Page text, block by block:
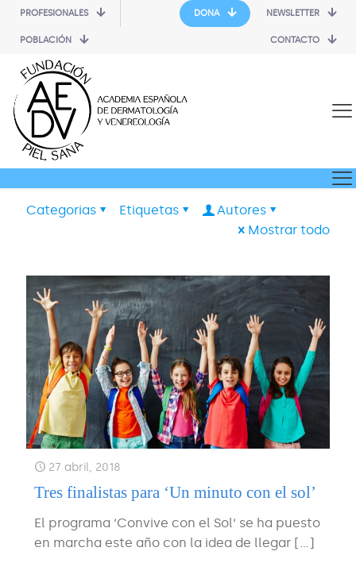
PROFESIONALES
POBLACIÓN
DONA NEWSLETTER
CONTACTO
Categorias Etiquetas
Autores
Mostrar todo
27 abril, 2018
Tres finalistas para ‘Un minuto con el sol’
El programa ‘Convive con el Sol‘ se ha puesto
en marcha este año con la idea de llegar […]